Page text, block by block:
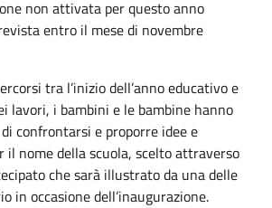
non attivata per questo anno
entro il mese di novembre
tra l’inizio dell’anno educativo e
lavori, i bambini e le bambine hanno
confrontarsi e proporre idee e
il nome della scuola, scelto attraverso
che sarà illustrato da una delle
in occasione dell’inaugurazione.